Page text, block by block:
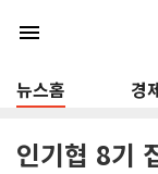
menu
뉴스홈 경
인기협 8기